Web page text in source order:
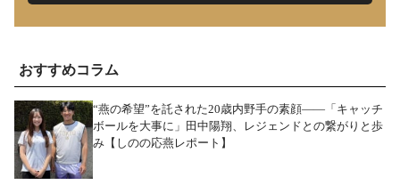
おすすめコラム
“燕の希望”を託された20歳内野手の素顔――「キャッチ
ボールを大事に」田中陽翔、レジェンドとの繋がりと歩
み【しのの応燕レポート】